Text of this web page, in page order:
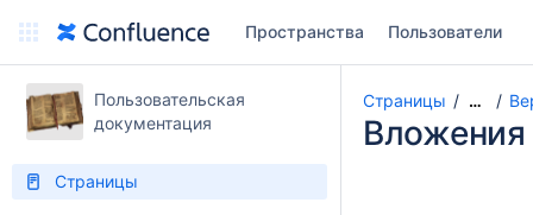
Пространства Пользователи
Пользовательская
документация
Страницы
Страницы …
Вложения